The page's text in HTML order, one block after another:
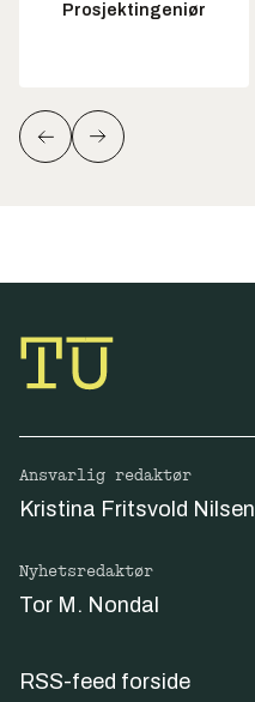
Prosjektingeniør
Ansvarlig redaktør
Kristina Fritsvold Nilsen
Nyhetsredaktør
Tor M. Nondal
RSS-feed forside